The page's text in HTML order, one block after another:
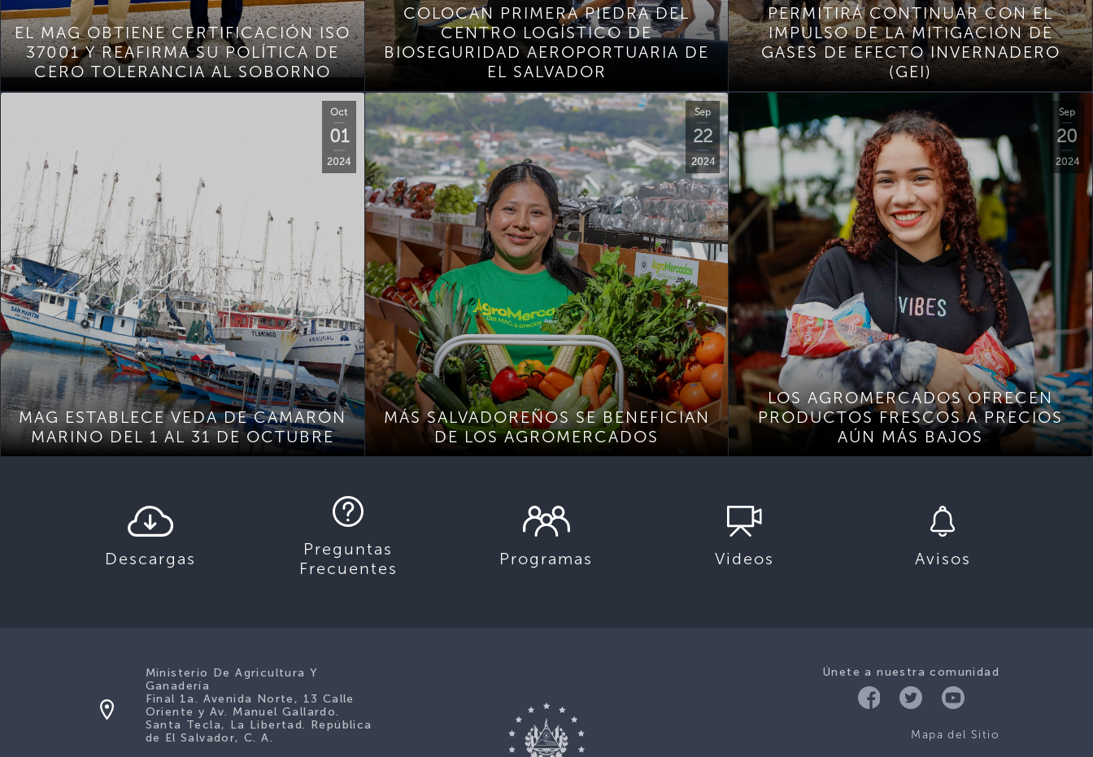
EL MAG OBTIENE CERTIFICACIÓN ISO
37001 Y REAFIRMA SU POLÍTICA DE
CERO TOLERANCIA AL SOBORNO
COLOCAN PRIMERA PIEDRA DEL
CENTRO LOGÍSTICO DE
BIOSEGURIDAD AEROPORTUARIA DE
EL SALVADOR
PERMITIRÁ CONTINUAR CON EL
IMPULSO DE LA MITIGACIÓN DE
GASES DE EFECTO INVERNADERO
(GEI)
Oct
01
2024
MAG ESTABLECE VEDA DE CAMARÓN
MARINO DEL 1 AL 31 DE OCTUBRE
Sep
22
2024
MÁS SALVADOREÑOS SE BENEFICIAN
DE LOS AGROMERCADOS
Sep
20
2024
LOS AGROMERCADOS OFRECEN
PRODUCTOS FRESCOS A PRECIOS
AÚN MÁS BAJOS
Descargas
Preguntas
Frecuentes
Programas Videos Avisos
Únete a nuestra comunidad
Mapa del Sitio
Ministerio De Agricultura Y
Ganadería
Final 1a. Avenida Norte, 13 Calle
Oriente y Av. Manuel Gallardo.
Santa Tecla, La Libertad. República
de El Salvador, C. A.